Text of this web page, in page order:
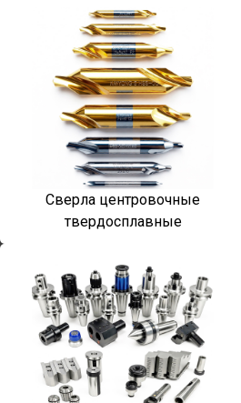
Сверла центровочные
твердосплавные